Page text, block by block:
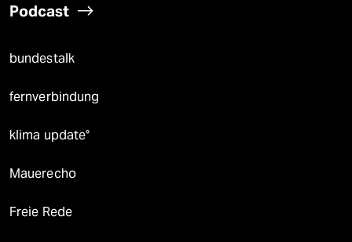
Podcast
bundestalk
fernverbindung
klima update°
Mauerecho
Freie Rede